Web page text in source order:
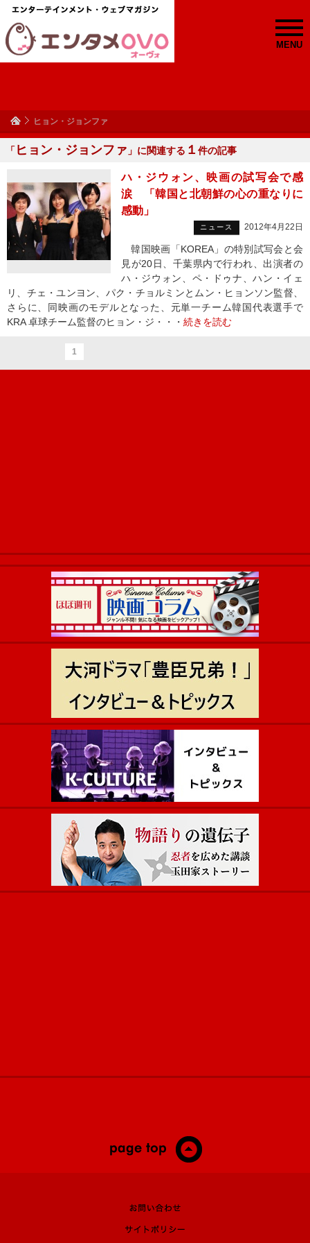
MENU
ヒョン・ジョンファ
「 ヒョン・ジョンファ 」に関連する １ 件の記事
ハ・ジウォン、映画の試写会で感
涙 「韓国と北朝鮮の心の重なりに
感動」
ニュース 2012年4月22日
韓国映画「KOREA」の特別試写会と会
見が20日、千葉県内で行われ、出演者の
ハ・ジウォン、ペ・ドゥナ、ハン・イェ
リ、チェ・ユンヨン、パク・チョルミンとムン・ヒョンソン監督、
さらに、同映画のモデルとなった、元単一チーム韓国代表選手で
KRA 卓球チーム監督のヒョン・ジ・・・ 続きを読む
1